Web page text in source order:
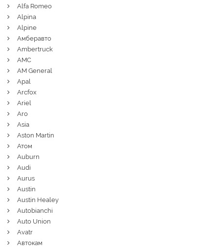
Alfa Romeo
Alpina
Alpine
Амберавто
Ambertruck
AMC
AM General
Apal
Arcfox
Ariel
Aro
Asia
Aston Martin
Атом
Auburn
Audi
Aurus
Austin
Austin Healey
Autobianchi
Auto Union
Avatr
Автокам